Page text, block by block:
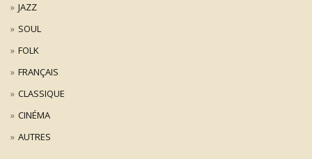
JAZZ
SOUL
FOLK
FRANÇAIS
CLASSIQUE
CINÉMA
AUTRES